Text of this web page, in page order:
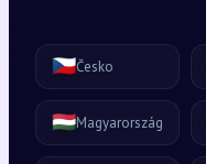
🇨🇿Česko
🇭🇺Magyarország